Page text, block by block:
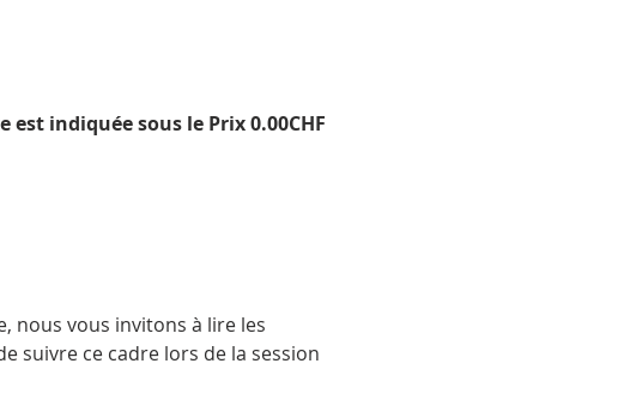
indiquée sous le Prix 0.00CHF
nous vous invitons à lire les
suivre ce cadre lors de la session